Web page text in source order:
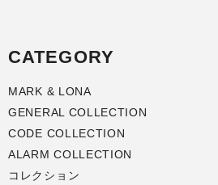
CATEGORY
MARK & LONA
GENERAL COLLECTION
CODE COLLECTION
ALARM COLLECTION
コレクション